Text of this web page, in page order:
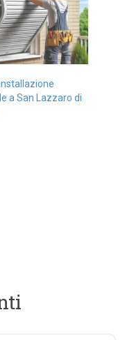
a San Lazzaro di